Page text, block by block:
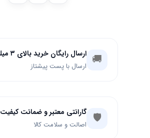
🚚 ارسال رایگان خرید بالای ۳ میلیون تومان
ارسال با پست پیشتاز
🛡️ گارانتی معتبر و ضمانت کیفیت
اصالت و سلامت کالا